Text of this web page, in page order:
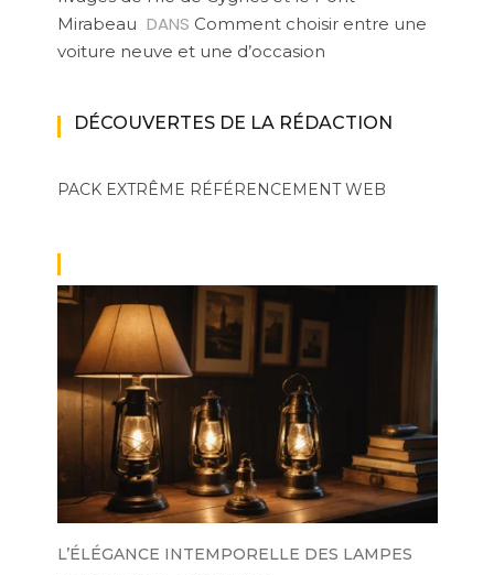
Mirabeau DANS Comment choisir entre une
voiture neuve et une d’occasion
DÉCOUVERTES DE LA RÉDACTION
PACK EXTRÊME RÉFÉRENCEMENT WEB
L’ÉLÉGANCE INTEMPORELLE DES LAMPES